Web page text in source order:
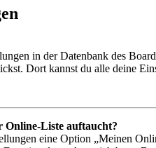
in der Datenbank des
Dort kannst du alle deine
Online-Liste auftaucht?
eine Option „Meinen